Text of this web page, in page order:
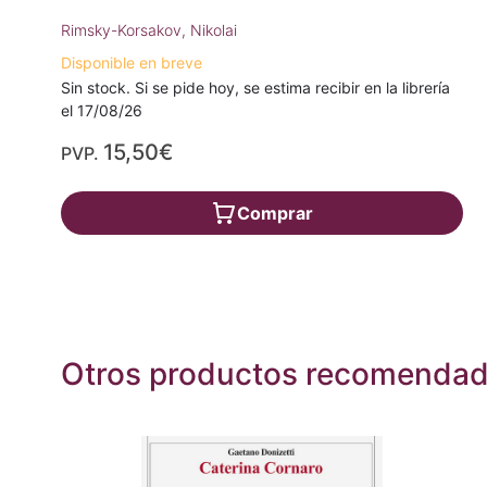
Rimsky-Korsakov, Nikolai
Disponible en breve
Sin stock. Si se pide hoy, se estima recibir en la librería
el 17/08/26
PVP. 15,50€
Comprar
Otros productos